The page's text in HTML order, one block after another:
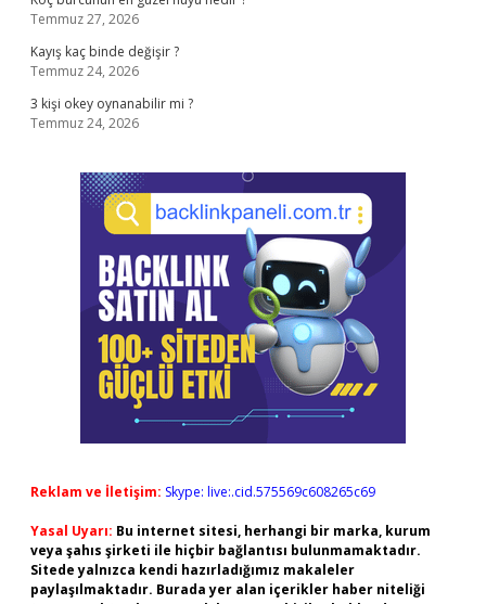
Temmuz 27, 2026
Kayış kaç binde değişir ?
Temmuz 24, 2026
3 kişi okey oynanabilir mi ?
Temmuz 24, 2026
Reklam ve İletişim: Skype: live:.cid.575569c608265c69
Yasal Uyarı: Bu internet sitesi, herhangi bir marka, kurum
veya şahıs şirketi ile hiçbir bağlantısı bulunmamaktadır.
Sitede yalnızca kendi hazırladığımız makaleler
paylaşılmaktadır. Burada yer alan içerikler haber niteliği